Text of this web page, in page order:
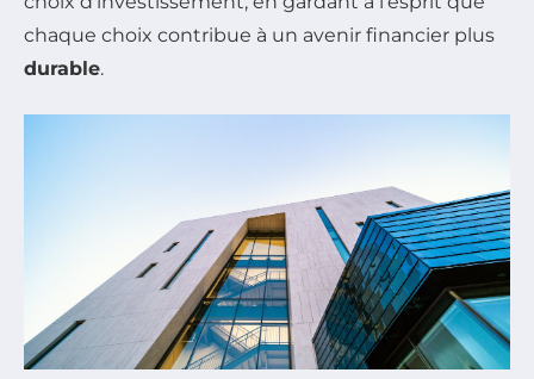
chaque choix contribue à un avenir financier plus
durable.